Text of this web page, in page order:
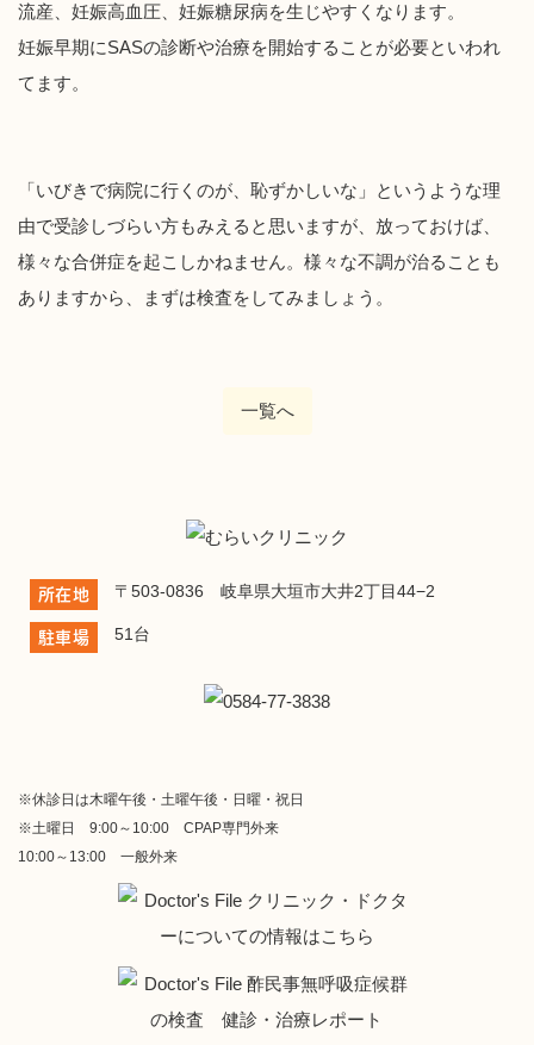
流産、妊娠高血圧、妊娠糖尿病を生じやすくなります。
妊娠早期にSASの診断や治療を開始することが必要といわれ
てます。
「いびきで病院に行くのが、恥ずかしいな」というような理
由で受診しづらい方もみえると思いますが、放っておけば、
様々な合併症を起こしかねません。様々な不調が治ること も
ありますから、まずは検査をしてみましょう。
一覧へ
所在地 〒503-0836 岐阜県大垣市大井2丁目44−2
駐車場 51台
※休診日は木曜午後・土曜午後・日曜・祝日
※土曜日 9:00～10:00 CPAP専門外来
10:00～13:00 一般外来